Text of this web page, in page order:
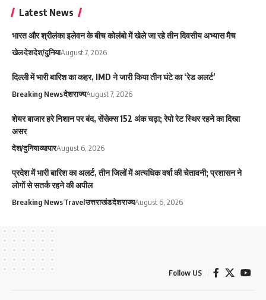
Latest News
भारत और श्रीलंका इलेवन के बीच कोलंबो में खेले जा रहे तीन दिवसीय अभ्यास मैच
खेलदेशदेश/दुनियाAugust 7, 2026
दिल्ली में भारी बारिश का कहर, IMD ने जारी किया तीन घंटे का ‘रेड अलर्ट’
Breaking Newsदेशराज्यAugust 7, 2026
शेयर बाजार हरे निशान पर बंद, सेंसेक्स 152 अंक चढ़ा; रेपो रेट स्थिर रहने का दिखा
असर
देश/दुनियाव्यापारAugust 6, 2026
प्रदेश में भारी बारिश का अलर्ट, तीन जिलों में अत्यधिक वर्षा की चेतावनी; प्रशासन ने
लोगों से सतर्क रहने की अपील
Breaking NewsTravelउत्तराखंडदेशराज्यAugust 6, 2026
Follow US